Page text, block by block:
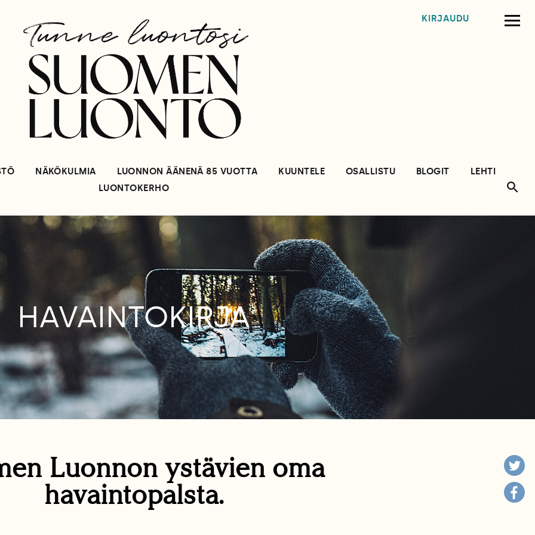
KIRJAUDU
NÄKÖKULMIA LUONNON ÄÄNENÄ 85 VUOTTA KUUNTELE OSALLISTU BLOGIT
LEHTI
LUONTOKERHO
HAVAINTOKIRJA
Luonnon ystävien oma
havaintopalsta.